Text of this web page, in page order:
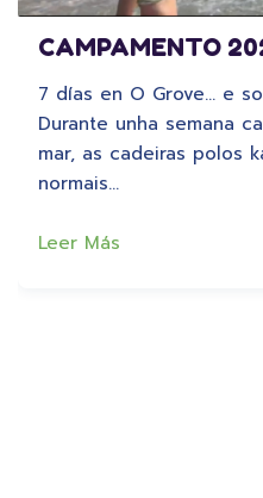
CAMPAMENTO
7 días en O Grove… e
Durante unha semana
mar, as cadeiras polos
normais…
Leer Más